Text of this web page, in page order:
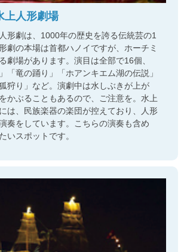
上人形劇場
形劇は、1000年の歴史を誇る伝統芸の1
劇の本場は首都ハノイですが、ホーチミ
劇場があります。演目は全部で16個、
「竜の踊り」「ホアンキエム湖の伝説」
狩り」など。演劇中は水しぶきが上が
かぶることもあるので、ご注意を。水上
は、民族楽器の楽団が控えており、人形
奏をしています。こちらの演奏も含め
いスポットです。